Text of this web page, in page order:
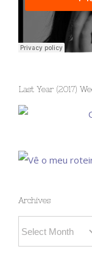
Last Year (2017)
Archives